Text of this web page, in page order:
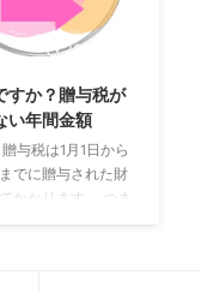
偶者と子供 ２、配偶
、配偶者と兄弟 配偶
場合 １、子供 ２、
それぞれ「上の順
ら相続人となり１
人が同時に相続人
はありません。
2016/10/25
すか？贈与税が
い年間金額
与税は1月1日から
でに贈与された財
かかります。 つま